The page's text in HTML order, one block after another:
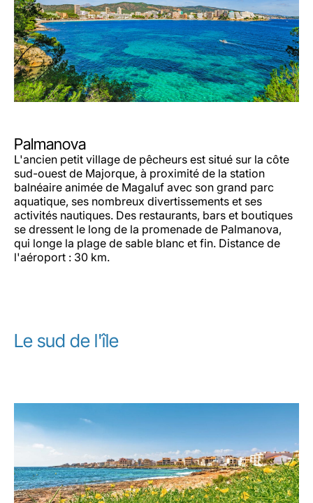
Palmanova
L'ancien petit village de pêcheurs est situé sur la côte
sud-ouest de Majorque, à proximité de la station
balnéaire animée de Magaluf avec son grand parc
aquatique, ses nombreux divertissements et ses
activités nautiques. Des restaurants, bars et boutiques
se dressent le long de la promenade de Palmanova,
qui longe la plage de sable blanc et fin. Distance de
l'aéroport : 30 km.
Le sud de l'île